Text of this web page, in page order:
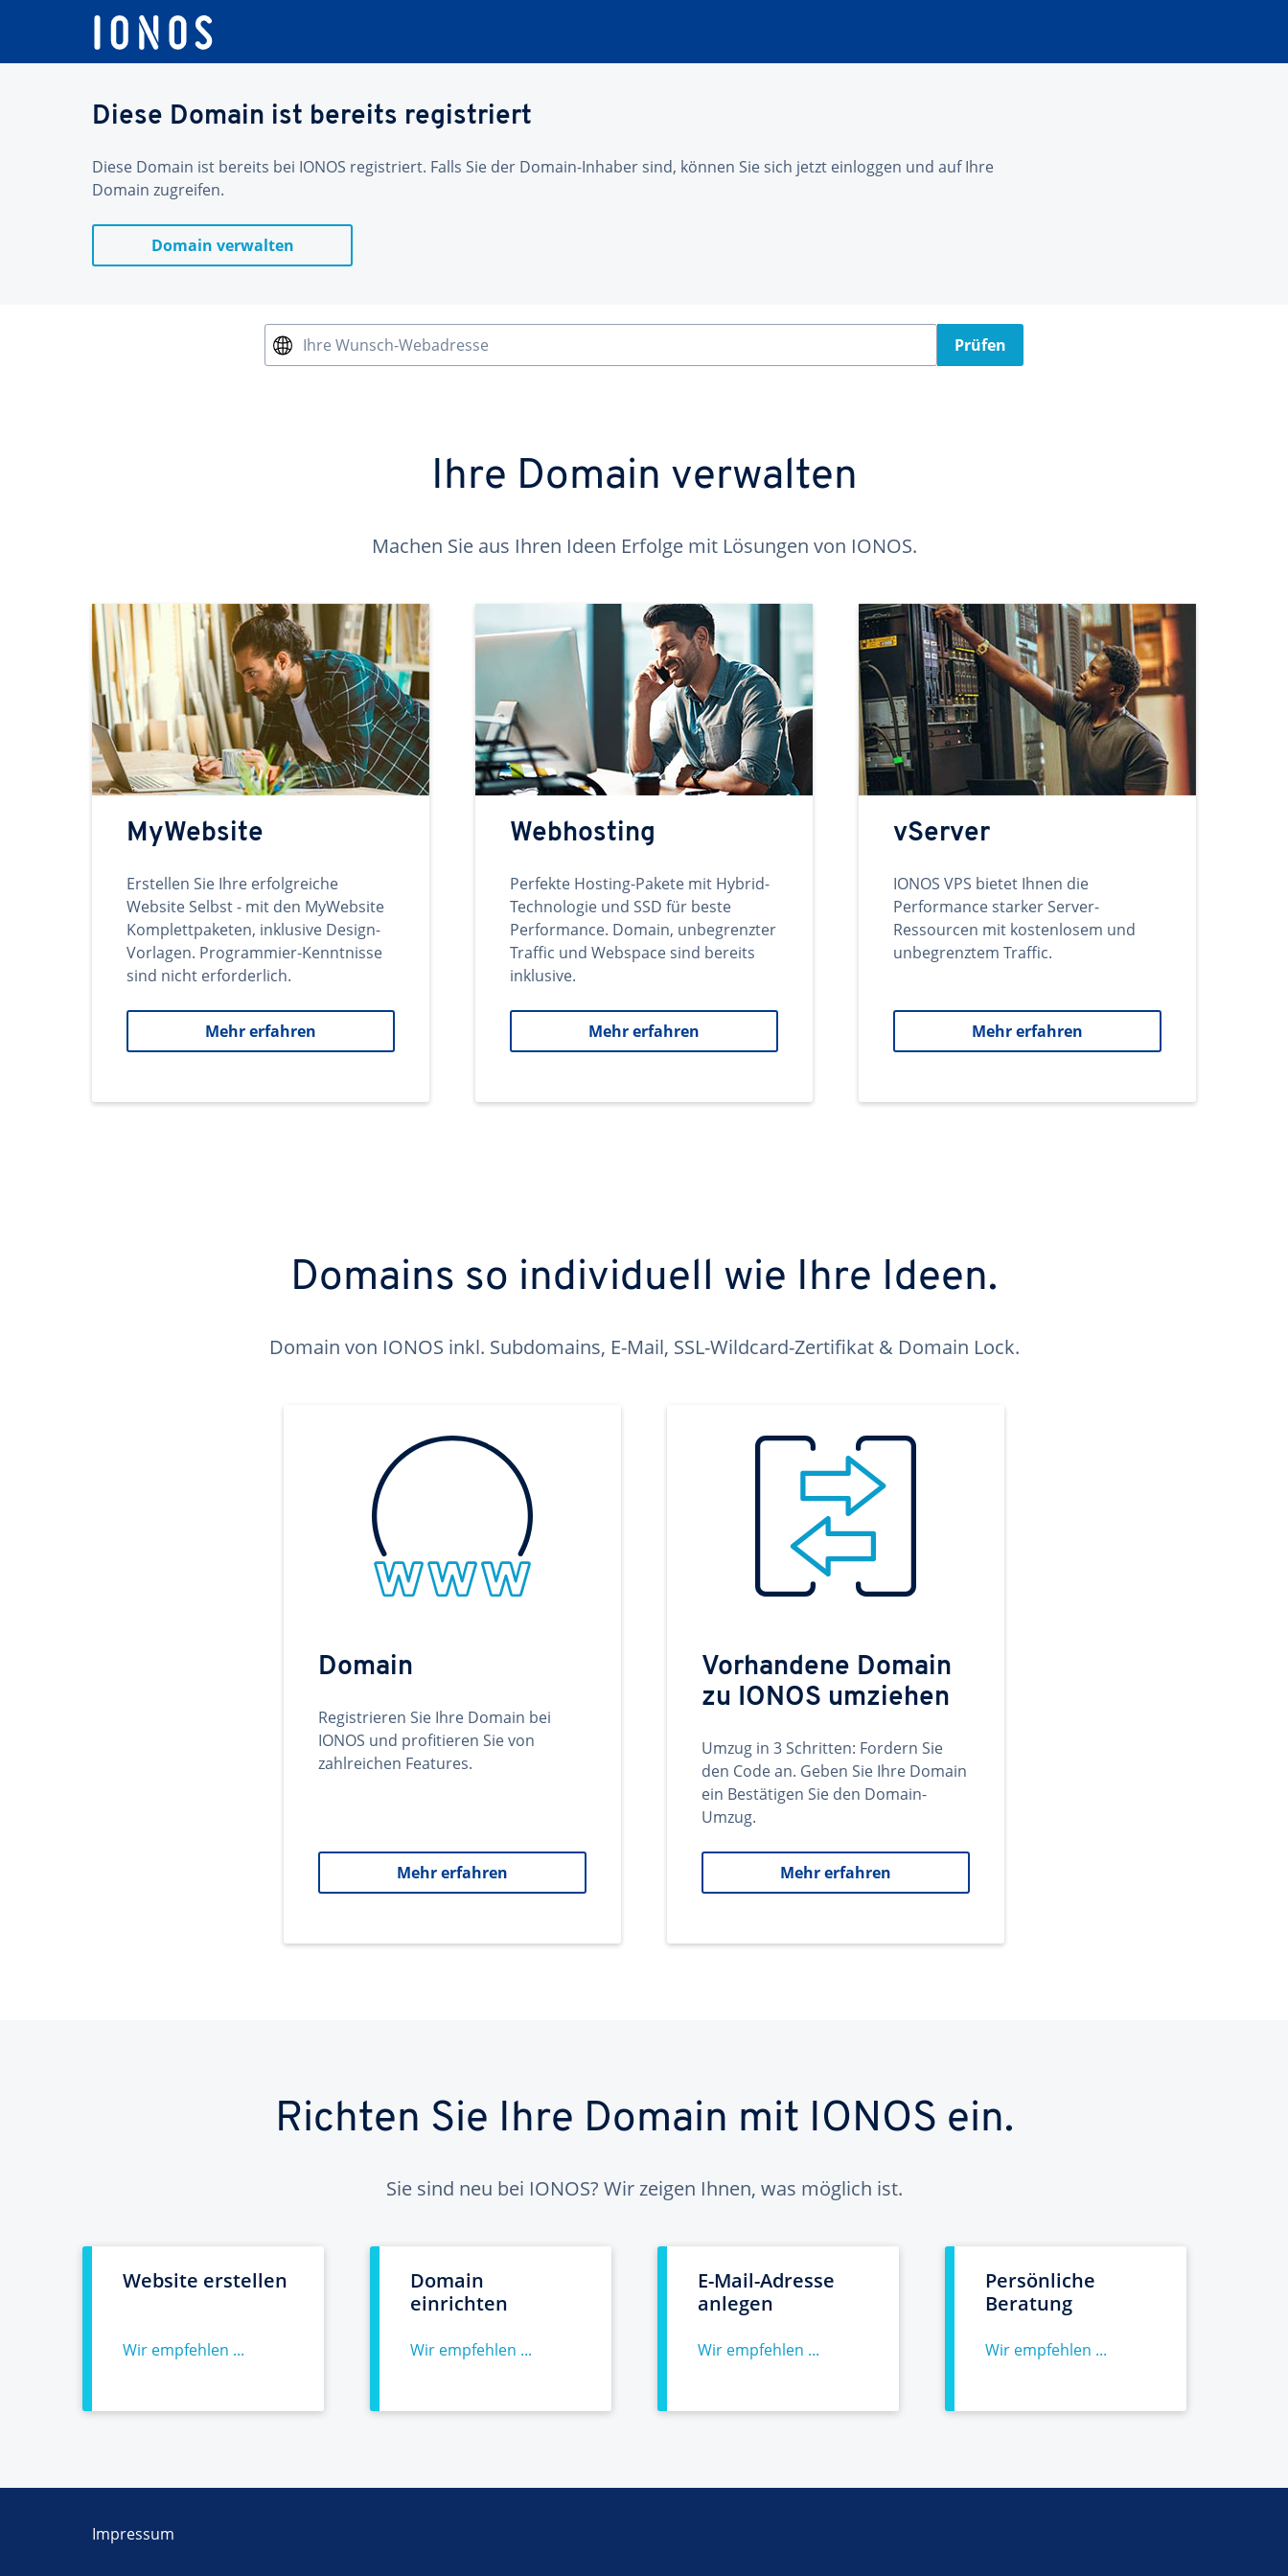
Diese Domain ist bereits registriert
Diese Domain ist bereits bei IONOS registriert. Falls Sie der Domain-Inhaber sind, können Sie sich jetzt einloggen und auf Ihre
Domain zugreifen.
Domain verwalten
Ihre Wunsch-Webadresse Prüfen
Ihre Domain verwalten
Machen Sie aus Ihren Ideen Erfolge mit Lösungen von IONOS.
MyWebsite
Erstellen Sie Ihre erfolgreiche
Website Selbst - mit den MyWebsite
Komplettpaketen, inklusive Design-
Vorlagen. Programmier-Kenntnisse
sind nicht erforderlich.
Mehr erfahren
Webhosting
Perfekte Hosting-Pakete mit Hybrid-
Technologie und SSD für beste
Performance. Domain, unbegrenzter
Traffic und Webspace sind bereits
inklusive.
Mehr erfahren
vServer
IONOS VPS bietet Ihnen die
Performance starker Server-
Ressourcen mit kostenlosem und
unbegrenztem Traffic.
Mehr erfahren
Domains so individuell wie Ihre Ideen.
Domain von IONOS inkl. Subdomains, E-Mail, SSL-Wildcard-Zertifikat & Domain Lock.
Domain
Registrieren Sie Ihre Domain bei
IONOS und profitieren Sie von
zahlreichen Features.
Mehr erfahren
Vorhandene Domain
zu IONOS umziehen
Umzug in 3 Schritten: Fordern Sie
den Code an. Geben Sie Ihre Domain
ein Bestätigen Sie den Domain-
Umzug.
Mehr erfahren
Richten Sie Ihre Domain mit IONOS ein.
Sie sind neu bei IONOS? Wir zeigen Ihnen, was möglich ist.
Website erstellen
Wir empfehlen ...
Domain
einrichten
Wir empfehlen ...
E-Mail-Adresse
anlegen
Wir empfehlen ...
Persönliche
Beratung
Wir empfehlen ...
Impressum